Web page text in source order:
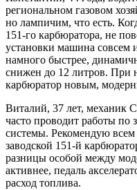
региональном газовом
но лампичим, что есть.
151-го карбюратора, не
установки машина совсем
намного быстрее,
снижен до 12 литров. При
карбюратор новым,
Виталий, 37 лет, механик
часто проводит работы по
системы. Рекомендую
заводской 151-й
разницы особой между
активнее, педаль
расход топлива.